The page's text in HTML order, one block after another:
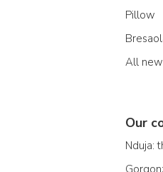
Pillow
All
Our
Nduja: